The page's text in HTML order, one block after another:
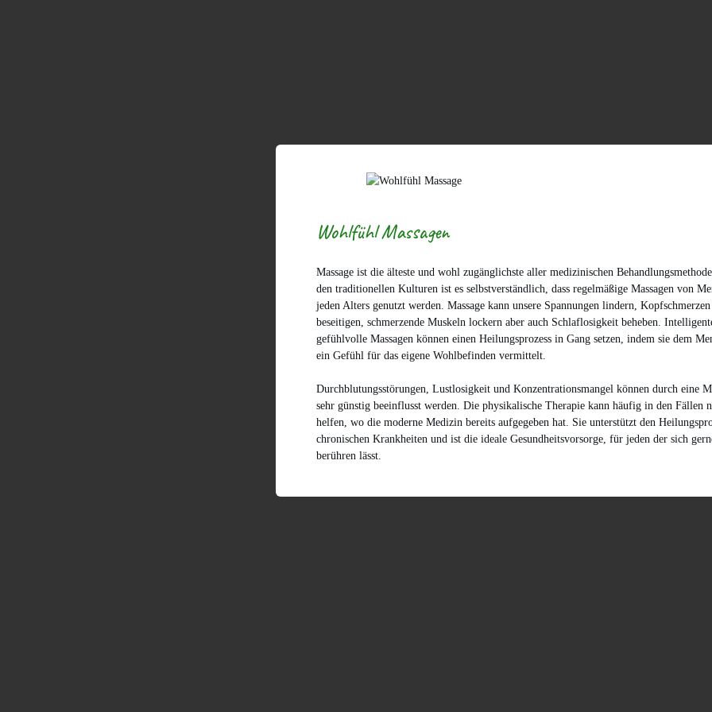
Wohlfühl Massagen
Massage ist die älteste und wohl zugänglichste aller medizinischen
den traditionellen Kulturen ist es selbstverständlich, dass regelmäßige Massagen von
jeden Alters genutzt werden. Massage kann unsere Spannungen lindern, Kopfschmerzen
beseitigen, schmerzende Muskeln lockern aber auch Schlaflosigkeit beheben.
gefühlvolle Massagen können einen Heilungsprozess in Gang setzen, indem sie dem
ein Gefühl für das eigene Wohlbefinden vermittelt.
Durchblutungsstörungen, Lustlosigkeit und Konzentrationsmangel können durch eine
sehr günstig beeinflusst werden. Die physikalische Therapie kann häufig in den Fällen
helfen, wo die moderne Medizin bereits aufgegeben hat. Sie unterstützt den
chronischen Krankheiten und ist die ideale Gesundheitsvorsorge, für jeden der sich
berühren lässt.